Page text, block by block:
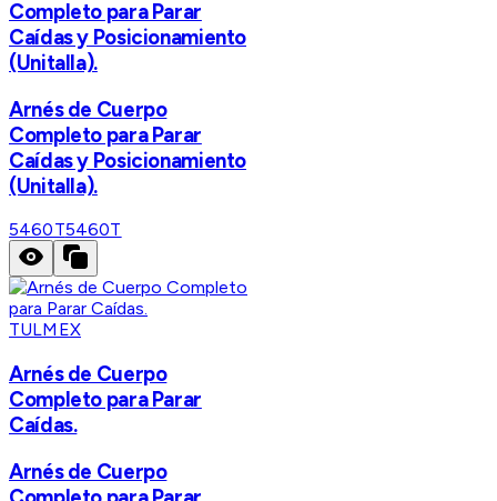
Completo para Parar
Caídas y Posicionamiento
(Unitalla).
Arnés de Cuerpo
Completo para Parar
Caídas y Posicionamiento
(Unitalla).
5460T5460T
TULMEX
Arnés de Cuerpo
Completo para Parar
Caídas.
Arnés de Cuerpo